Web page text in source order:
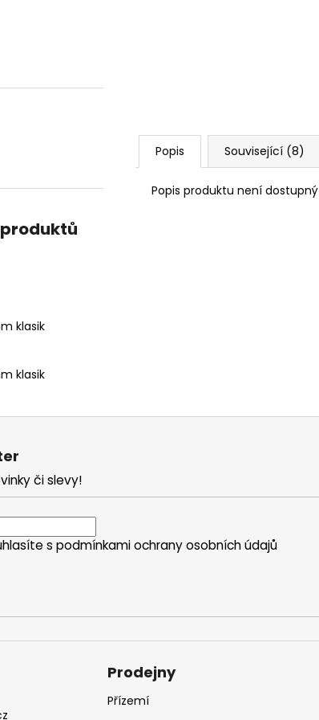
5 hvězdiček.
klasik
5 hvězdiček.
klasik
5 hvězdiček.
Popis Související (8)
Popis produktu není dostupný
či slevy!
s podmínkami ochrany osobních údajů
Prodejny
Přízemí